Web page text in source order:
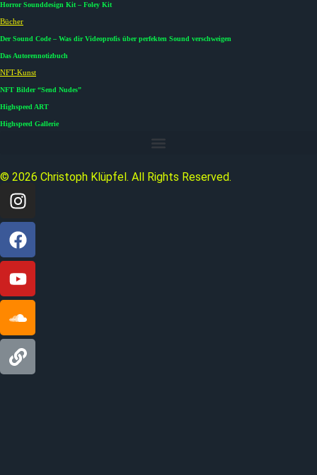
Horror Sounddesign Kit – Foley Kit
Bücher
Der Sound Code – Was dir Videoprofis über perfekten Sound verschweigen
Das Autorennotizbuch
NFT-Kunst
NFT Bilder “Send Nudes”
Highspeed ART
Highspeed Gallerie
© 2026 Christoph Klüpfel. All Rights Reserved.